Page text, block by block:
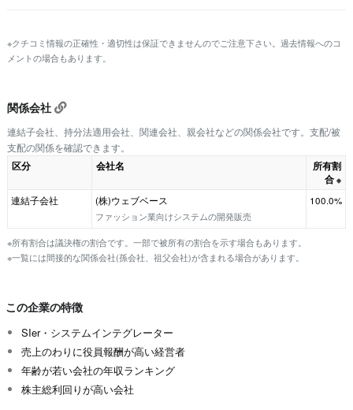
※クチコミ情報の正確性・適切性は保証できませんのでご注意下さい。過去情報へのコ
メントの場合もあります。
関係会社
連結子会社、持分法適用会社、関連会社、親会社などの関係会社です。支配/被
支配の関係を確認できます。
区分 会社名
所有割
合 ※
連結子会社
(株)ウェブベース
ファッション業向けシステムの開発販売
100.0%
※所有割合は議決権の割合です。一部で被所有の割合を示す場合もあります。
※一覧には間接的な関係会社(孫会社、祖父会社)が含まれる場合があります。
この企業の特徴
SIer・システムインテグレーター
売上のわりに役員報酬が高い経営者
年齢が若い会社の年収ランキング
株主総利回りが高い会社